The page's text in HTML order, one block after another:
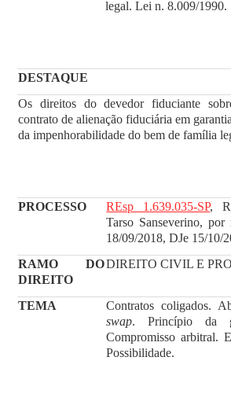
legal. Lei n. 8.009/1990.
DESTAQUE
Os direitos do devedor fiduciante
contrato de alienação fiduciária em
da impenhorabilidade do bem de família
PROCESSO REsp 1.639.035-SP,
Tarso Sanseverino,
18/09/2018, DJe 15/10/
RAMO DO
DIREITO
DIREITO CIVIL E
TEMA
Contratos coligados.
swap. Princípio da
Compromisso arbitral.
Possibilidade.